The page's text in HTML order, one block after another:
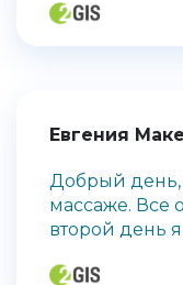
Евгения
Добрый день,
массаже. Все
второй день я